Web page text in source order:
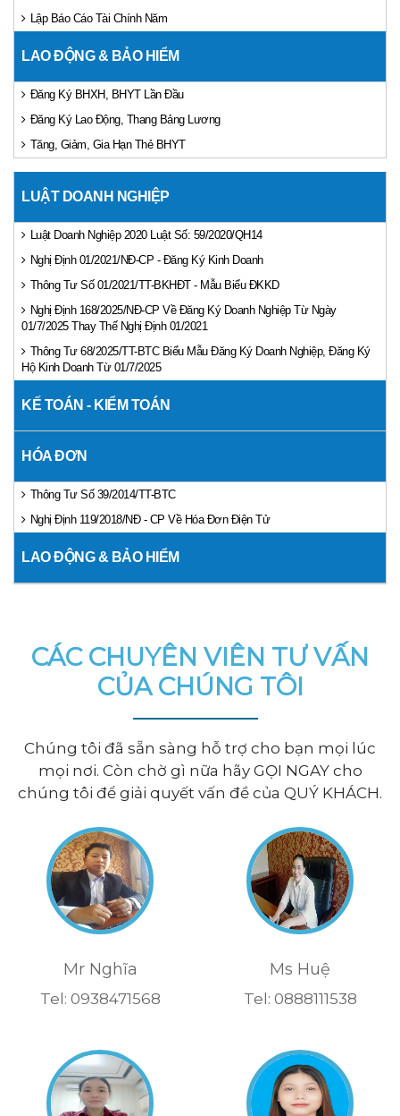
Lập Báo Cáo Tài Chính Năm
LAO ĐỘNG & BẢO HIỂM
Đăng Ký BHXH, BHYT Lần Đầu
Đăng Ký Lao Động, Thang Bảng Lương
Tăng, Giảm, Gia Hạn Thẻ BHYT
LUẬT DOANH NGHIỆP
Luật Doanh Nghiệp 2020 Luật Số: 59/2020/QH14
Nghị Định 01/2021/NĐ-CP - Đăng Ký Kinh Doanh
Thông Tư Số 01/2021/TT-BKHĐT - Mẫu Biểu ĐKKD
Nghị Định 168/2025/NĐ-CP Về Đăng Ký Doanh Nghiệp Từ Ngày
01/7/2025 Thay Thế Nghị Định 01/2021
Thông Tư 68/2025/TT-BTC Biểu Mẫu Đăng Ký Doanh Nghiệp, Đăng Ký
Hộ Kinh Doanh Từ 01/7/2025
KẾ TOÁN - KIỂM TOÁN
HÓA ĐƠN
Thông Tư Số 39/2014/TT-BTC
Nghị Định 119/2018/NĐ - CP Về Hóa Đơn Điện Tử
LAO ĐỘNG & BẢO HIỂM
CÁC CHUYÊN VIÊN TƯ VẤN
CỦA CHÚNG TÔI
Chúng tôi đã sẵn sàng hỗ trợ cho bạn mọi lúc
mọi nơi. Còn chờ gì nữa hãy GỌI NGAY cho
chúng tôi để giải quyết vấn đề của QUÝ KHÁCH.
Mr Nghĩa
Tel: 0938471568
Ms Huệ
Tel: 0888111538